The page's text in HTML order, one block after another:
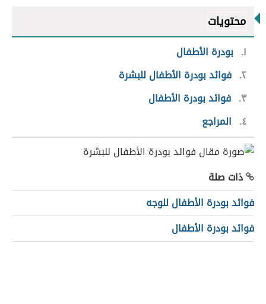
محتويات
١ بودرة الأطفال
٢ فوائد بودرة الأطفال للبشرة
٣ فوائد بودرة الأطفال
٤
المراجع
ذات صلة
فوائد بودرة الأطفال للوجه
فوائد بودرة الأطفال